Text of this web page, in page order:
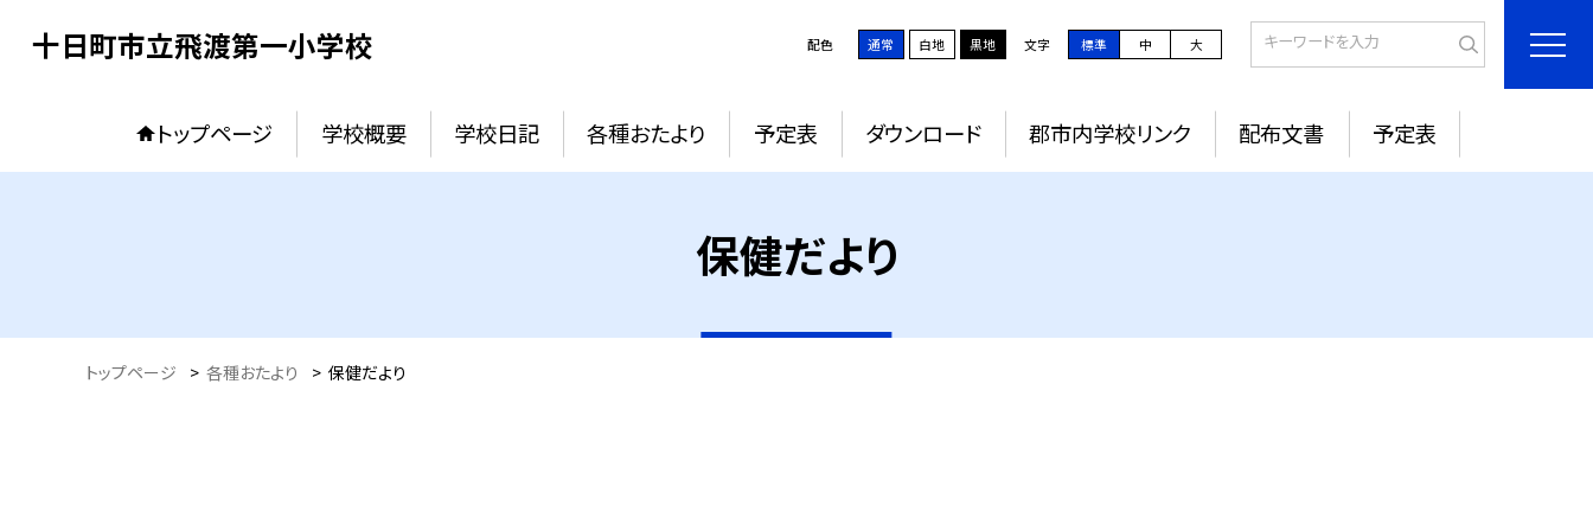
十日町市立飛渡第一小学校 配色 通常 白地 黒地 文字 標準 中 大
トップページ 学校概要 学校日記 各種おたより 予定表 ダウンロード 郡市内学校リンク 配布文書 予定表
保健だより
トップページ > 各種おたより > 保健だより